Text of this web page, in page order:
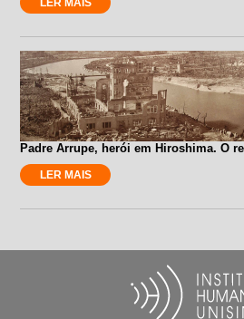
Padre Arrupe, herói em Hiroshima. O
LER MAIS